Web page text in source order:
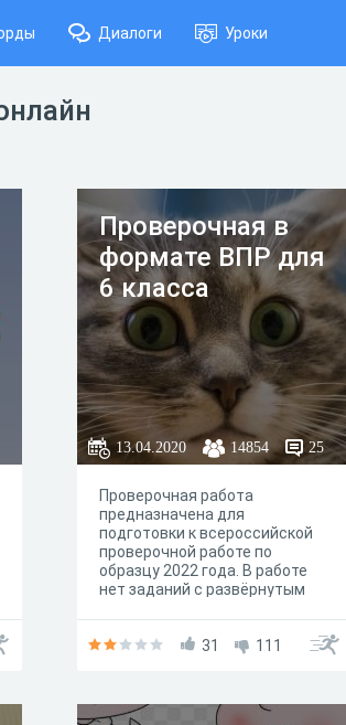
Диалоги Уроки
Проверочная в
формате ВПР для
6 класса
13.04.2020 14854 25
Проверочная работа
предназначена для
подготовки к всероссийской
проверочной работе по
образцу 2022 года. В работе
нет заданий с развёрнутым
проверить первичный уровень
31 111